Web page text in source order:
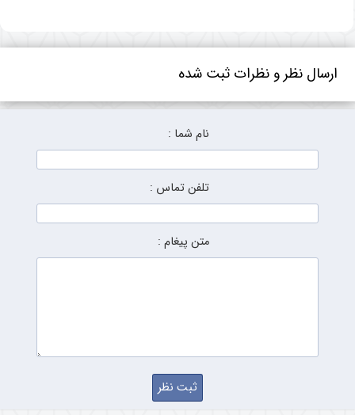
ارسال نظر و نظرات ثبت شده
نام شما :
تلفن تماس :
متن پیغام :